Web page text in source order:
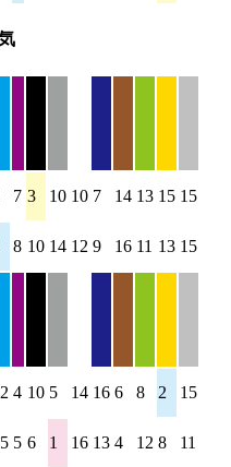
7 3 10 10 7 14 13 15 15
8 10 14 12 9 16 11 13 15
4 10 5 14 16 6 8 2 15
5 6 1 16 13 4 12 8 11